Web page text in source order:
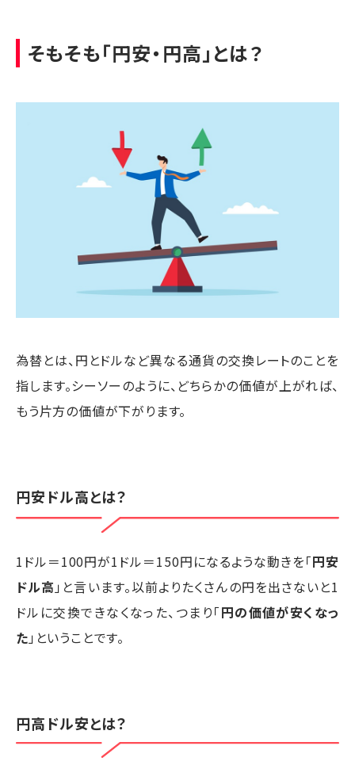
そもそも「円安・円高」とは？
為替とは、円とドルなど異なる通貨の交換レートのことを
指します。シーソーのように、どちらかの価値が上がれば、
もう片方の価値が下がります。
円安ドル高とは？
1ドル＝100円が1ドル＝150円になるような動きを「円安
ドル高 」と言います。以前よりたくさんの円を出さないと1
ドルに交換できなくなった、つまり「円の価値が安くなっ
た 」ということです。
円高ドル安とは？